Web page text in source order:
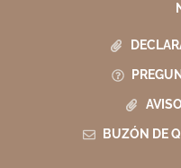
BUZÓN DE